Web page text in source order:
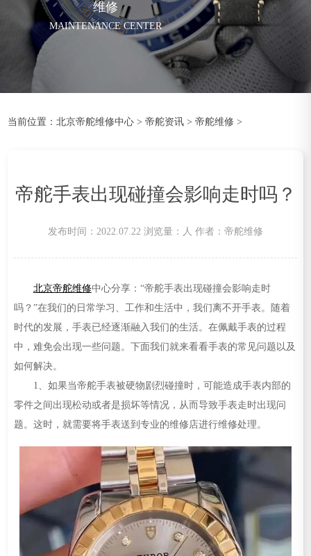
维修
MAINTENANCE CENTER
当前位置：北京帝舵维修中心 >帝舵资讯 >帝舵维修 >
帝舵手表出现碰撞会影响走时吗？
发布时间：2022.07.22 浏览量： 人 作者：帝舵维修
北京帝舵维修中心分享：“帝舵手表出现碰撞会影响走时
吗？”在我们的日常学习、工作和生活中，我们离不开手表。随着
时代的发展，手表已经逐渐融入我们的生活。在佩戴手表的过程
中，难免会出现一些问题。下面我们就来看看手表的常见问题以及
如何解决。
1、如果当帝舵手表被硬物剧烈碰撞时，可能造成手表内部的
零件之间出现松动或者是损坏等情况，从而导致手表走时出现问
题。这时，就需要将手表送到专业的维修店进行维修处理。